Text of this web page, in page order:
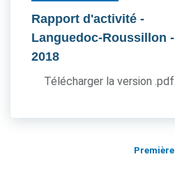
Rapport d'activité -
Languedoc-Roussillon -
2018
Télécharger la version .pdf
Première